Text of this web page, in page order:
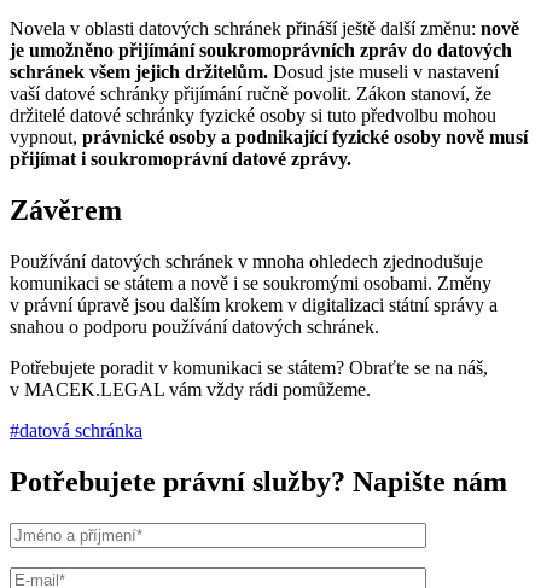
Novela v oblasti datových schránek přináší ještě další změnu: nově
je umožněno přijímání soukromoprávních zpráv do datových
schránek všem jejich držitelům. Dosud jste museli v nastavení
vaší datové schránky přijímání ručně povolit. Zákon stanoví, že
držitelé datové schránky fyzické osoby si tuto předvolbu mohou
vypnout, právnické osoby a podnikající fyzické osoby nově musí
přijímat i soukromoprávní datové zprávy.
Závěrem
Používání datových schránek v mnoha ohledech zjednodušuje
komunikaci se státem a nově i se soukromými osobami. Změny
v právní úpravě jsou dalším krokem v digitalizaci státní správy a
snahou o podporu používání datových schránek.
Potřebujete poradit v komunikaci se státem? Obraťte se na náš,
v MACEK.LEGAL vám vždy rádi pomůžeme.
#datová schránka
Potřebujete právní služby? Napište nám